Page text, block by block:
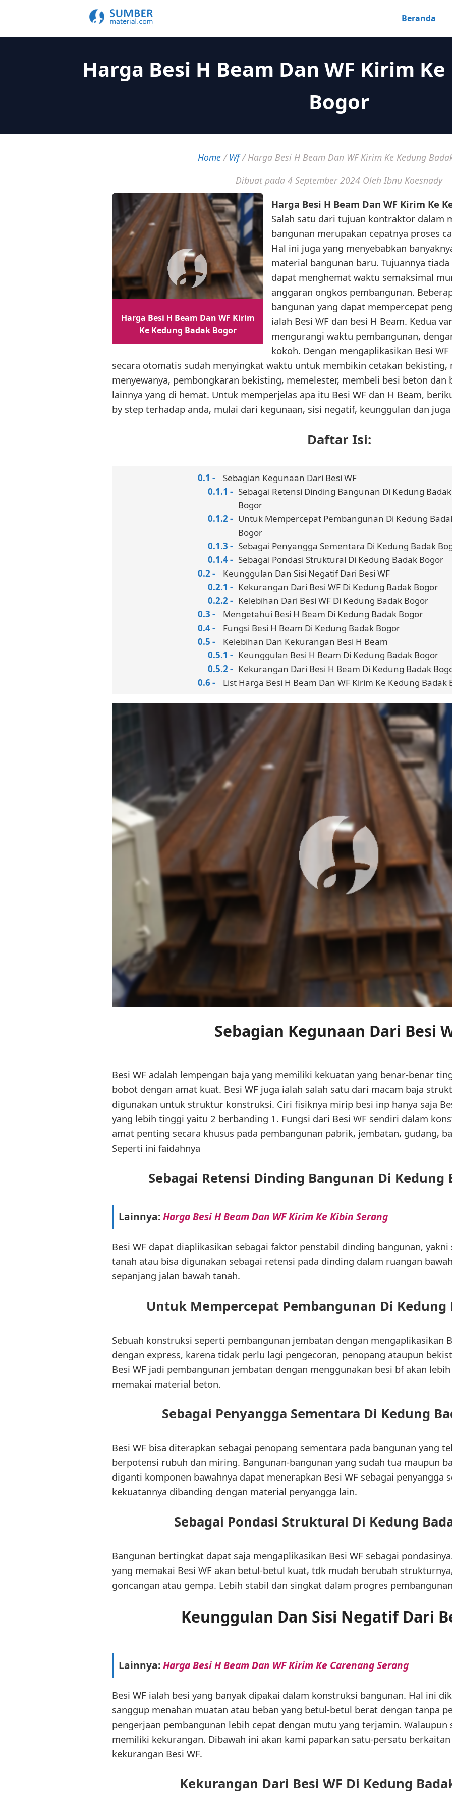
Beranda
Harga Besi H Beam Dan WF Kirim
Bogor
Home/Wf/Harga Besi H Beam Dan WF Kirim Ke Kedung
Dibuat pada 4 September 2024 Oleh Ibnu Koesnady
Harga Besi H Beam Dan WF Kirim
Ke Kedung Badak Bogor
Harga Besi H Beam Dan WF Kirim Ke
Salah satu dari tujuan kontraktor dalam
bangunan merupakan cepatnya proses
Hal ini juga yang menyebabkan
material bangunan baru. Tujuannya
dapat menghemat waktu semaksimal
anggaran ongkos pembangunan.
bangunan yang dapat mempercepat
ialah Besi WF dan besi H Beam. Kedua
mengurangi waktu pembangunan,
kokoh. Dengan mengaplikasikan Besi
secara otomatis sudah menyingkat waktu untuk membikin cetakan bekisting,
menyewanya, pembongkaran bekisting, memelester, membeli besi beton dan
lainnya yang di hemat. Untuk memperjelas apa itu Besi WF dan H Beam,
by step terhadap anda, mulai dari kegunaan, sisi negatif, keunggulan dan
Daftar Isi:
Sebagian Kegunaan Dari Besi WF
Sebagai Retensi Dinding Bangunan Di Kedung Badak
Bogor
Untuk Mempercepat Pembangunan Di Kedung
Bogor
Sebagai Penyangga Sementara Di Kedung Badak
Sebagai Pondasi Struktural Di Kedung Badak Bogor
Keunggulan Dan Sisi Negatif Dari Besi WF
Kekurangan Dari Besi WF Di Kedung Badak Bogor
Kelebihan Dari Besi WF Di Kedung Badak Bogor
Mengetahui Besi H Beam Di Kedung Badak Bogor
Fungsi Besi H Beam Di Kedung Badak Bogor
Kelebihan Dan Kekurangan Besi H Beam
Keunggulan Besi H Beam Di Kedung Badak Bogor
Kekurangan Dari Besi H Beam Di Kedung Badak
List Harga Besi H Beam Dan WF Kirim Ke Kedung Badak
Sebagian Kegunaan Dari Besi
Besi WF adalah lempengan baja yang memiliki kekuatan yang benar-benar
bobot dengan amat kuat. Besi WF juga ialah salah satu dari macam baja
digunakan untuk struktur konstruksi. Ciri fisiknya mirip besi inp hanya saja
yang lebih tinggi yaitu 2 berbanding 1. Fungsi dari Besi WF sendiri dalam
amat penting secara khusus pada pembangunan pabrik, jembatan, gudang,
Seperti ini faidahnya
Sebagai Retensi Dinding Bangunan Di Kedung
Lainnya:Harga Besi H Beam Dan WF Kirim Ke Kibin Serang
Besi WF dapat diaplikasikan sebagai faktor penstabil dinding bangunan, yakni
tanah atau bisa digunakan sebagai retensi pada dinding dalam ruangan
sepanjang jalan bawah tanah.
Untuk Mempercepat Pembangunan Di Kedung
Sebuah konstruksi seperti pembangunan jembatan dengan mengaplikasikan
dengan express, karena tidak perlu lagi pengecoran, penopang ataupun
Besi WF jadi pembangunan jembatan dengan menggunakan besi bf akan
memakai material beton.
Sebagai Penyangga Sementara Di Kedung
Besi WF bisa diterapkan sebagai penopang sementara pada bangunan yang
berpotensi rubuh dan miring. Bangunan-bangunan yang sudah tua maupun
diganti komponen bawahnya dapat menerapkan Besi WF sebagai penyangga
kekuatannya dibanding dengan material penyangga lain.
Sebagai Pondasi Struktural Di Kedung
Bangunan bertingkat dapat saja mengaplikasikan Besi WF sebagai
yang memakai Besi WF akan betul-betul kuat, tdk mudah berubah
goncangan atau gempa. Lebih stabil dan singkat dalam progres
Keunggulan Dan Sisi Negatif Dari
Lainnya:Harga Besi H Beam Dan WF Kirim Ke Carenang Serang
Besi WF ialah besi yang banyak dipakai dalam konstruksi bangunan. Hal ini
sanggup menahan muatan atau beban yang betul-betul berat dengan tanpa
pengerjaan pembangunan lebih cepat dengan mutu yang terjamin. Walaupun
memiliki kekurangan. Dibawah ini akan kami paparkan satu-persatu
kekurangan Besi WF.
Kekurangan Dari Besi WF Di Kedung